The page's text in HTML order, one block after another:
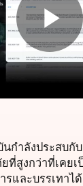
กำลังประสบกั
ที่สูงกว่าที่เคยเ
รและบรรเทา